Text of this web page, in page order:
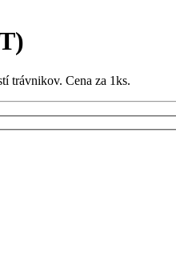
trávnikov. Cena za 1ks.